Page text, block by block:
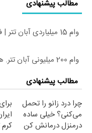
مطالب پیشنهادی
وام 15 میلیاردی آبان تتر | فوری، فقط با احراز هویت
وام 200 میلیونی آبان تتر. همین الان احراز هویت کن!
مطالب پیشنهادی
چرا درد زانو را تحمل
می‌کنی؟ خیلی ساده
درمنزل درمانش کن